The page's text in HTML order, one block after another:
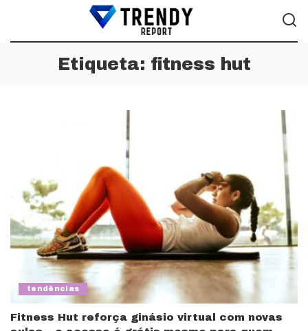
Etiqueta: fitness hut
tendências
Fitness Hut reforça ginásio virtual com novas